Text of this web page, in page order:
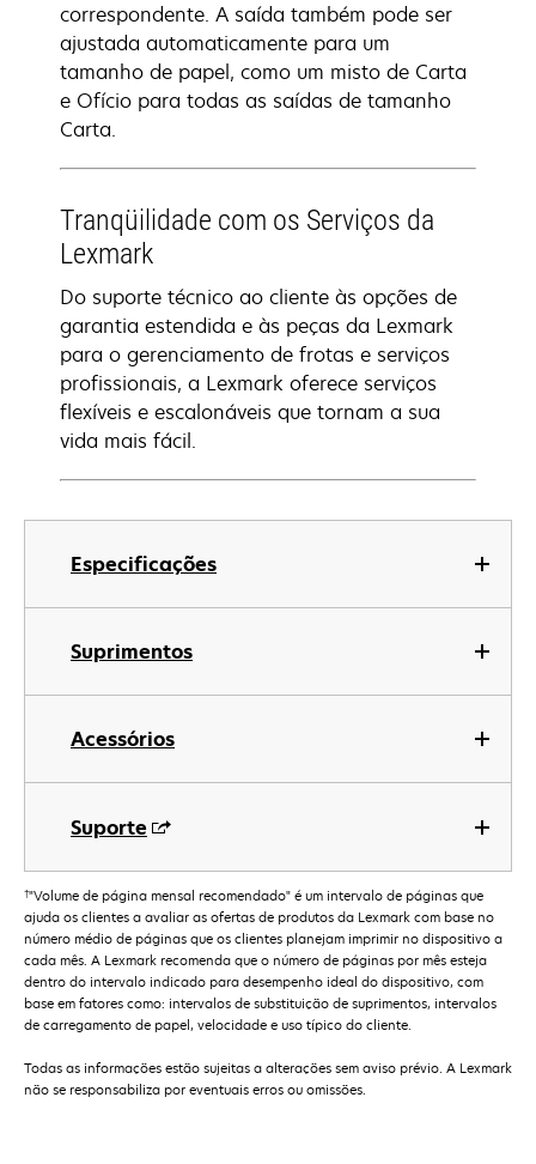
Especificações
Suprimentos
Acessórios
Suporte
correspondente. A saída também pode ser
ajustada automaticamente para um
tamanho de papel, como um misto de Carta
e Ofício para todas as saídas de tamanho
Carta.
Tranqüilidade com os Serviços da
Lexmark
Do suporte técnico ao cliente às opções de
garantia estendida e às peças da Lexmark
para o gerenciamento de frotas e serviços
profissionais, a Lexmark oferece serviços
flexíveis e escalonáveis que tornam a sua
vida mais fácil.
†"Volume de página mensal recomendado" é um intervalo de páginas que
ajuda os clientes a avaliar as ofertas de produtos da Lexmark com base no
número médio de páginas que os clientes planejam imprimir no dispositivo a
cada mês. A Lexmark recomenda que o número de páginas por mês esteja
dentro do intervalo indicado para desempenho ideal do dispositivo, com
base em fatores como: intervalos de substituição de suprimentos, intervalos
de carregamento de papel, velocidade e uso típico do cliente.
Todas as informações estão sujeitas a alterações sem aviso prévio. A Lexmark
não se responsabiliza por eventuais erros ou omissões.